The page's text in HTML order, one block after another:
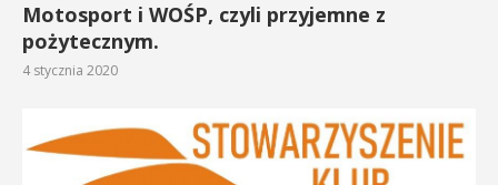
Motosport i WOŚP, czyli przyjemne z
pożytecznym.
4 stycznia 2020